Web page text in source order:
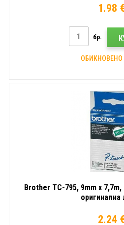
1.98
бр.
ОБИКНОВЕНО
Brother TC-795, 9mm x
оригинална
2.24